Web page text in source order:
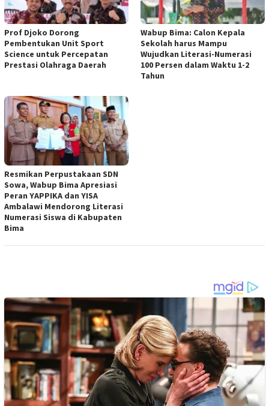
Prof Djoko Dorong
Pembentukan Unit Sport
Science untuk Percepatan
Prestasi Olahraga Daerah
Wabup Bima: Calon Kepala
Sekolah harus Mampu
Wujudkan Literasi-Numerasi
100 Persen dalam Waktu 1-2
Tahun
Resmikan Perpustakaan SDN
Sowa, Wabup Bima Apresiasi
Peran YAPPIKA dan YISA
Ambalawi Mendorong Literasi
Numerasi Siswa di Kabupaten
Bima